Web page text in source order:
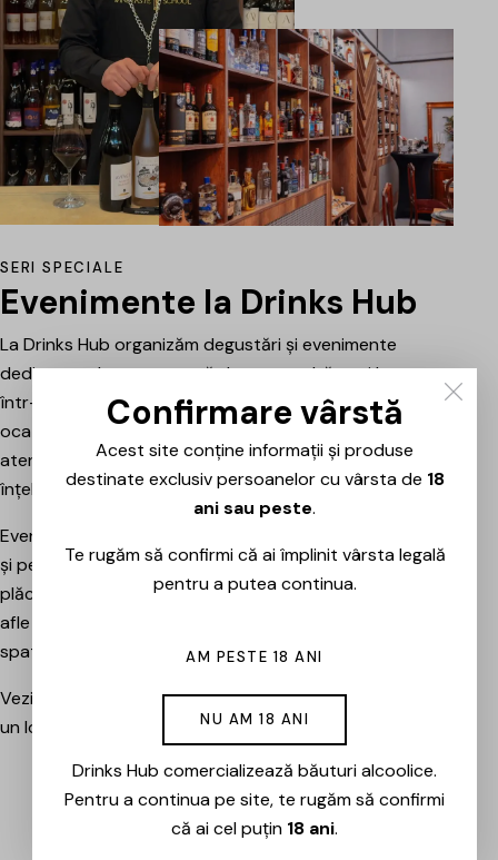
SERI SPECIALE
Evenimente la Drinks Hub
La Drinks Hub organizăm degustări și evenimente
dedicate celor care vor să descopere băuturi bune
într-o atmosferă relaxată. Fiecare întâlnire este o
ocazie de a explora vinuri, spumante sau alte băuturi
atent alese, prezentate și explicate pe scurt pentru a
înțelege mai bine stilul, originea și caracterul fiecăruia.
Evenimentele sunt potrivite atât pentru pasionați, cât
și pentru cei care vor pur și simplu să petreacă o seară
plăcută între prieteni, să descopere băuturi noi și să
afle mai multe despre cramele sau producătorii din
spatele lor.
Vezi evenimentele organizate de Drinks Hub și rezervă
un loc la următoarea degustare.
EVENIMENTE
Confirmare vârstă
Acest site conține informații și produse
destinate exclusiv persoanelor cu vârsta de 18
ani sau peste.
Te rugăm să confirmi că ai împlinit vârsta legală
pentru a putea continua.
AM PESTE 18 ANI
NU AM 18 ANI
Drinks Hub comercializează băuturi alcoolice.
Pentru a continua pe site, te rugăm să confirmi
că ai cel puțin 18 ani.